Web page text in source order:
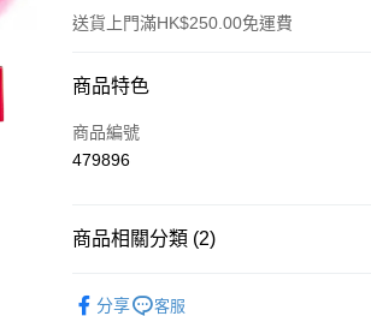
送貨上門滿HK$250.00免運費
付款方式
信用卡
商品特色
商品編號
479896
商品相關分類 (2)
分享 客服